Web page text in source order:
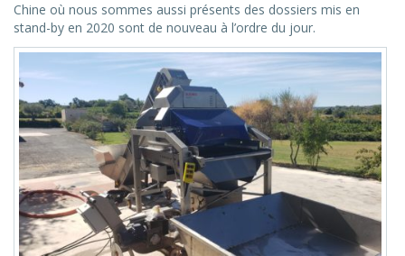
Chine où nous sommes aussi présents des dossiers mis en
stand-by en 2020 sont de nouveau à l’ordre du jour.